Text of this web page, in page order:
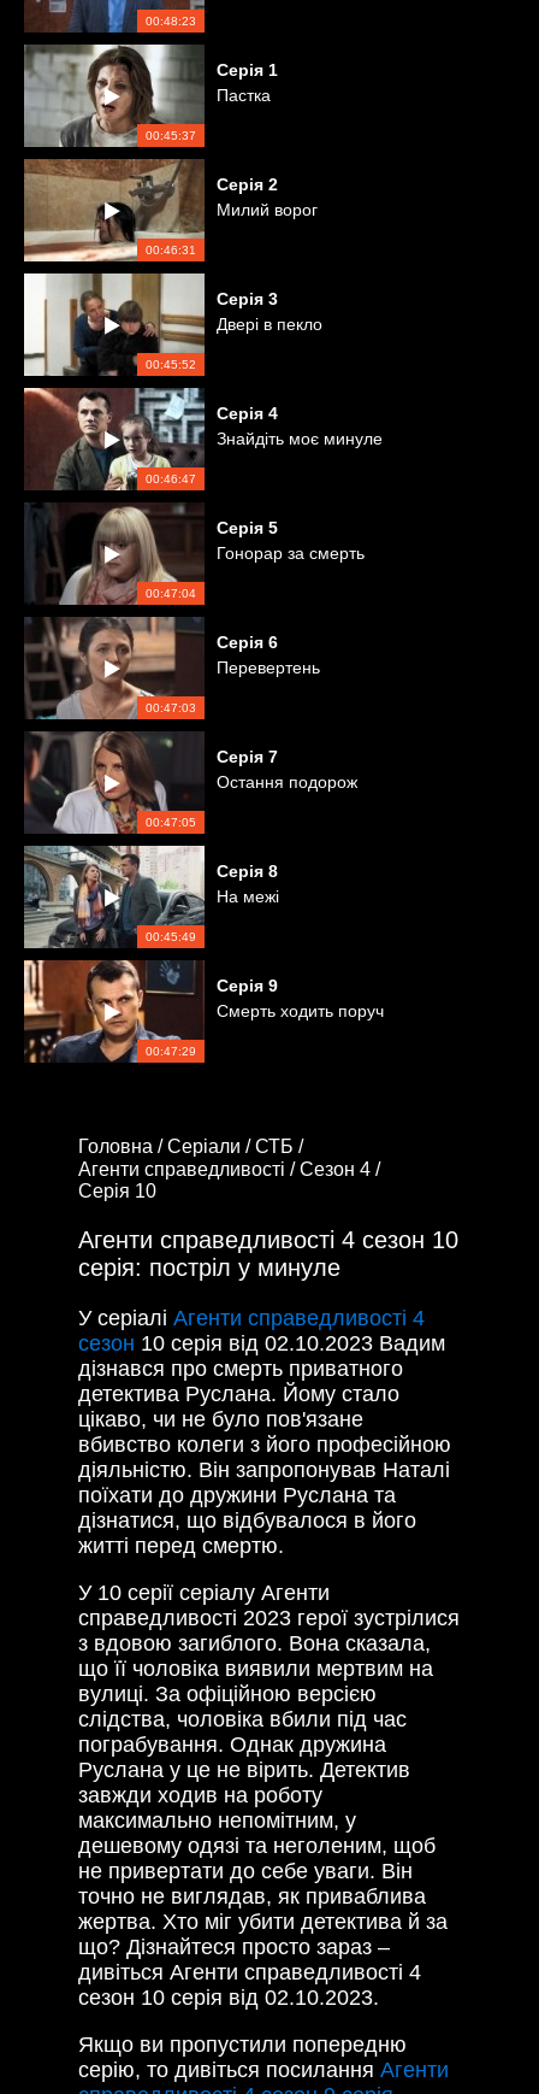
00:48:23
00:45:37
Серія 1
Пастка
00:46:31
Серія 2
Милий ворог
00:45:52
Серія 3
Двері в пекло
00:46:47
Серія 4
Знайдіть моє минуле
00:47:04
Серія 5
Гонорар за смерть
00:47:03
Серія 6
Перевертень
00:47:05
Серія 7
Остання подорож
00:45:49
Серія 8
На межі
00:47:29
Серія 9
Смерть ходить поруч
Головна /Серіали /СТБ /
Агенти справедливості /Сезон 4 /
Серія 10
Агенти справедливості 4 сезон 10
серія: постріл у минуле
У серіалі Агенти справедливості 4
сезон 10 серія від 02.10.2023 Вадим
дізнався про смерть приватного
детектива Руслана. Йому стало
цікаво, чи не було пов'язане
вбивство колеги з його професійною
діяльністю. Він запропонував Наталі
поїхати до дружини Руслана та
дізнатися, що відбувалося в його
житті перед смертю.
У 10 серії серіалу Агенти
справедливості 2023 герої зустрілися
з вдовою загиблого. Вона сказала,
що її чоловіка виявили мертвим на
вулиці. За офіційною версією
слідства, чоловіка вбили під час
пограбування. Однак дружина
Руслана у це не вірить. Детектив
завжди ходив на роботу
максимально непомітним, у
дешевому одязі та неголеним, щоб
не привертати до себе уваги. Він
точно не виглядав, як приваблива
жертва. Хто міг убити детектива й за
що? Дізнайтеся просто зараз –
дивіться Агенти справедливості 4
сезон 10 серія від 02.10.2023.
Якщо ви пропустили попередню
серію, то дивіться посилання Агенти